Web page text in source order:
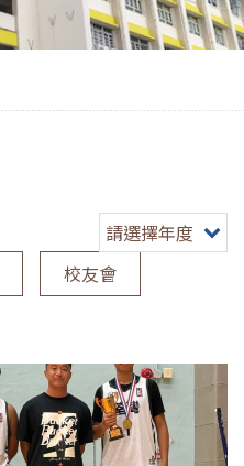
請選擇年度
校友會